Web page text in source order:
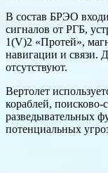
В состав БРЭО
сигналов от РГБ,
1(V)2 «Протей»,
навигации и связи.
отсутствуют.
Вертолет
кораблей, поисково-
разведывательных
потенциальных